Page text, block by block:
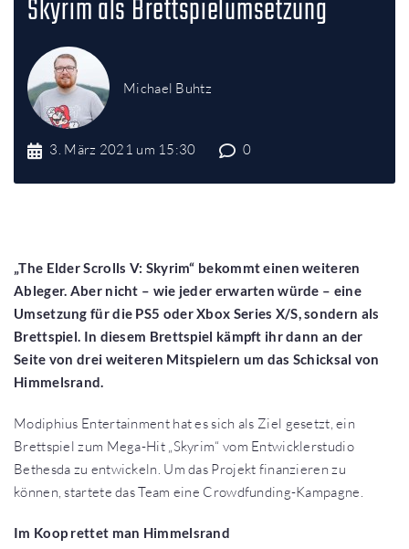
Skyrim als Brettspielumsetzung
Michael Buhtz
3. März 2021 um 15:30 0
„The Elder Scrolls V: Skyrim“ bekommt einen weiteren
Ableger. Aber nicht – wie jeder erwarten würde – eine
Umsetzung für die PS5 oder Xbox Series X/S, sondern als
Brettspiel. In diesem Brettspiel kämpft ihr dann an der
Seite von drei weiteren Mitspielern um das Schicksal von
Himmelsrand.
Modiphius Entertainment hat es sich als Ziel gesetzt, ein
Brettspiel zum Mega-Hit „Skyrim“ vom Entwicklerstudio
Bethesda zu entwickeln. Um das Projekt finanzieren zu
können, startete das Team eine Crowdfunding-Kampagne.
Im Koop rettet man Himmelsrand